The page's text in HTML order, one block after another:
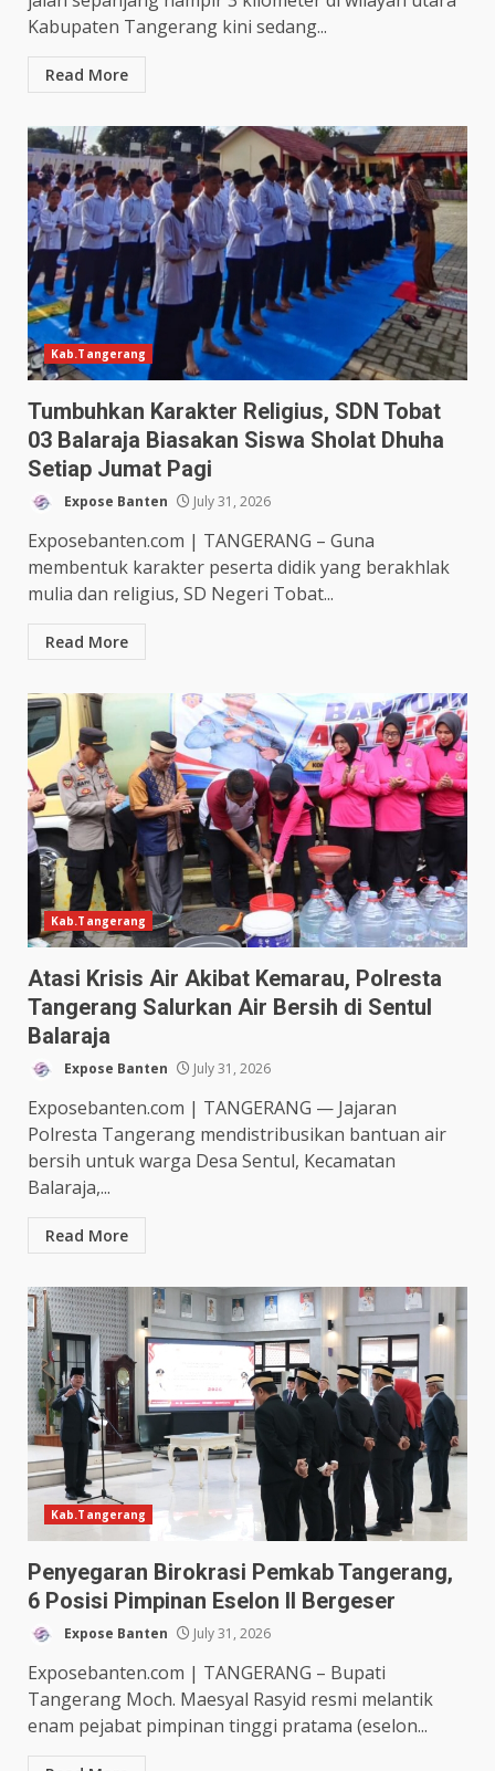
Kabupaten Tangerang kini sedang...
Read More
Kab.Tangerang
Tumbuhkan Karakter Religius, SDN Tobat
03 Balaraja Biasakan Siswa Sholat Dhuha
Setiap Jumat Pagi
Expose Banten July 31, 2026
Exposebanten.com | TANGERANG – Guna
membentuk karakter peserta didik yang berakhlak
mulia dan religius, SD Negeri Tobat...
Read More
Kab.Tangerang
Atasi Krisis Air Akibat Kemarau, Polresta
Tangerang Salurkan Air Bersih di Sentul
Balaraja
Expose Banten July 31, 2026
Exposebanten.com | TANGERANG — Jajaran
Polresta Tangerang mendistribusikan bantuan air
bersih untuk warga Desa Sentul, Kecamatan
Balaraja,...
Read More
Kab.Tangerang
Penyegaran Birokrasi Pemkab Tangerang,
6 Posisi Pimpinan Eselon II Bergeser
Expose Banten July 31, 2026
Exposebanten.com | TANGERANG – Bupati
Tangerang Moch. Maesyal Rasyid resmi melantik
enam pejabat pimpinan tinggi pratama (eselon...